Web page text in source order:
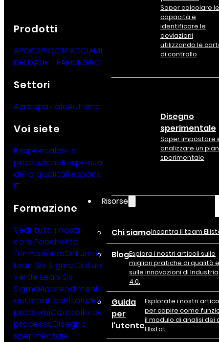
Saper calcolare le
capacità e
identificare le
deviazioni
utilizzando le
di controllo
Disegno
sperimentale
Saper impostare
analizzare un
sperimentale
Risorse
Chi siamoIncontra il team
BlogEsplora i nostri articoli sulle
migliori pratiche di qualità e
sulle innovazioni di Industria
4.0.
Guida
per
l'utente
Esplorate i nostri
per capire come
il modulo di analisi dei
Ellistat
Prodotti
APCCSPIQCTRACCIAMETRO
DEI DATIE-LEARNINGROUTINE
Settori
AerospazialeAutomotive
Voi siete
Responsabile di
produzioneResponsabile
della qualitàResponsabile
IT
Formazione
Vedi tutti i nostri
corsiPacchetto
formazioneCintura nera
Lean Six SigmaCintura
verde Lean Six
SigmaApprendimento
automaticoRisoluzione dei
problemiControllo del
processoDisegno
sperimentale